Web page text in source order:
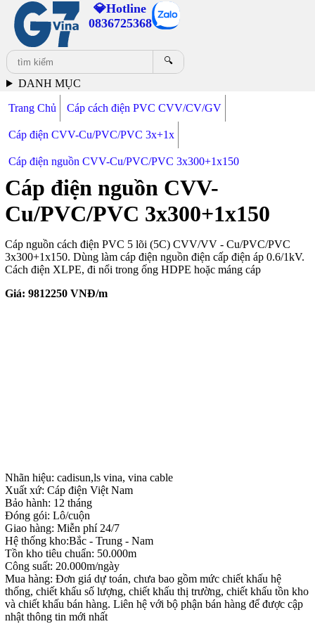
💎Hotline
0836725368
🔍
DANH MỤC
Trang Chủ Cáp cách điện PVC CVV/CV/GV
Cáp điện CVV-Cu/PVC/PVC 3x+1x
Cáp điện nguồn CVV-Cu/PVC/PVC 3x300+1x150
Cáp điện nguồn CVV-
Cu/PVC/PVC 3x300+1x150
Cáp nguồn cách điện PVC 5 lõi (5C) CVV/VV - Cu/PVC/PVC
3x300+1x150. Dùng làm cáp điện nguồn điện cấp điện áp 0.6/1kV.
Cách điện XLPE, đi nổi trong ống HDPE hoặc máng cáp
Giá: 9812250VNĐ/m
Nhãn hiệu: cadisun,ls vina, vina cable
Xuất xứ: Cáp điện Việt Nam
Bảo hành: 12 tháng
Đóng gói: Lô/cuộn
Giao hàng: Miễn phí 24/7
Hệ thống kho:Bắc - Trung - Nam
Tồn kho tiêu chuẩn: 50.000m
Công suất: 20.000m/ngày
Mua hàng: Đơn giá dự toán, chưa bao gồm mức chiết khấu hệ
thống, chiết khấu số lượng, chiết khấu thị trường, chiết khấu tồn kho
và chiết khấu bán hàng. Liên hệ với bộ phận bán hàng để được cập
nhật thông tin mới nhất